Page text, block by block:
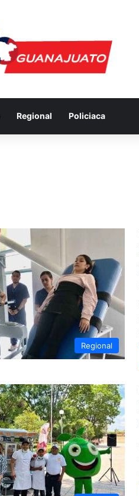
Regional Policiaca
Regional